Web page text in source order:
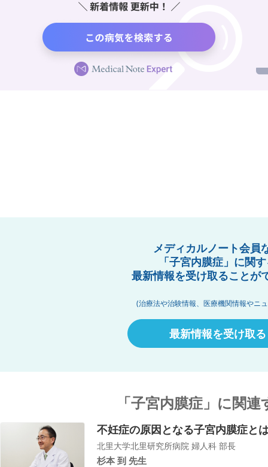
メディカルノート会員
「子宮内膜症」に関
最新情報を受け取ることが
(治療法や治験情報、医療機関情報やニ
最新情報を受け取る
「子宮内膜症」に関
不妊症の原因となる子宮内膜症
北里大学北里研究所病院 婦人科 部長
杉本 到 先生